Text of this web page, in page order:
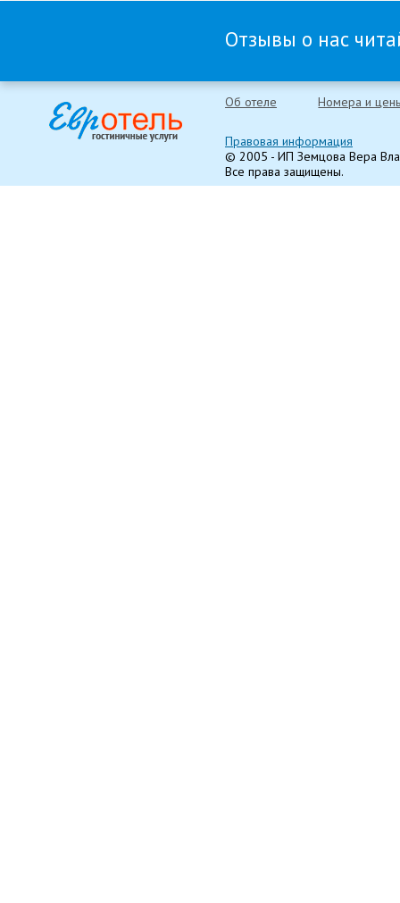
Отзывы о нас
Об отеле Номера и
Правовая информация
© 2005 - ИП Земцова Вера
Все права защищены.